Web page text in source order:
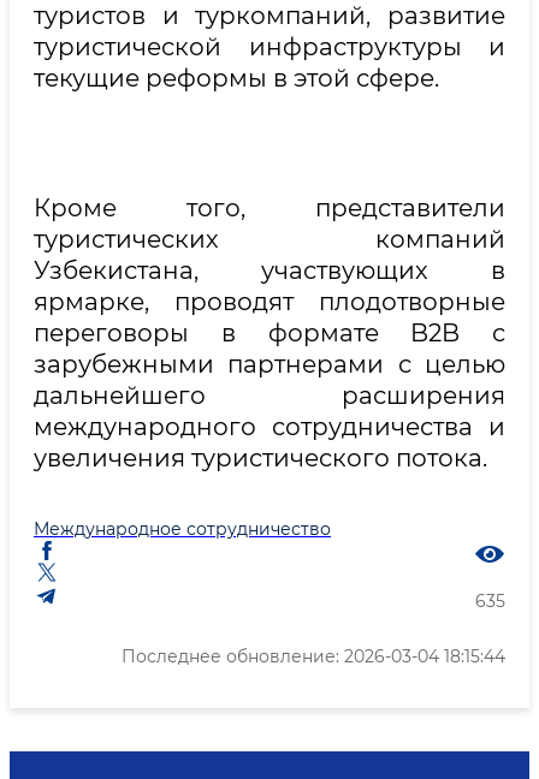
туристов и туркомпаний, развитие
туристической инфраструктуры и
текущие реформы в этой сфере.
Кроме того, представители
туристических компаний
Узбекистана, участвующих в
ярмарке, проводят плодотворные
переговоры в формате B2B с
зарубежными партнерами с целью
дальнейшего расширения
международного сотрудничества и
увеличения туристического потока.
Международное сотрудничество
635
Последнее обновление: 2026-03-04 18:15:44